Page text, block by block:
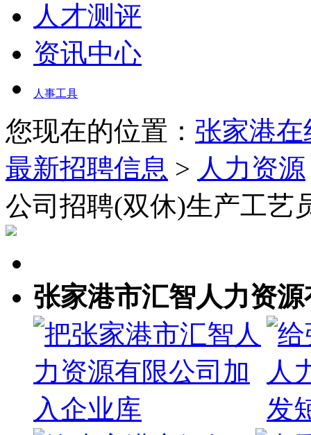
人才测评
资讯中心
人事工具
您现在的位置： 张家港
最新招聘信息 > 人力资源
公司招聘(双休)生产工艺
张家港市汇智人力资